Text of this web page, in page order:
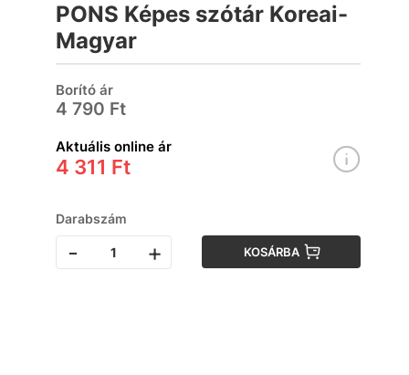
PONS Képes szótár Koreai-
Magyar
Borító ár
4 790 Ft
Aktuális online ár
4 311 Ft
Darabszám
- + KOSÁRBA